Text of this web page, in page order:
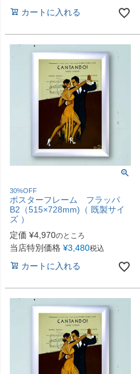
カートに入れる
30%OFF
ポスターフレーム フラッパ
B2（515×728mm)（ 既製サイ
ズ ）
定価 ¥4,970のところ
当店特別価格 ¥3,480税込
カートに入れる